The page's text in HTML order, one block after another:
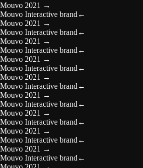
Mouvo 2021 →
Mouvo Interactive brand ←
Mouvo 2021 →
Mouvo Interactive brand ←
Mouvo 2021 →
Mouvo Interactive brand ←
Mouvo 2021 →
Mouvo Interactive brand ←
Mouvo 2021 →
Mouvo Interactive brand ←
Mouvo 2021 →
Mouvo Interactive brand ←
Mouvo 2021 →
Mouvo Interactive brand ←
Mouvo 2021 →
Mouvo Interactive brand ←
Mouvo 2021 →
Mouvo Interactive brand ←